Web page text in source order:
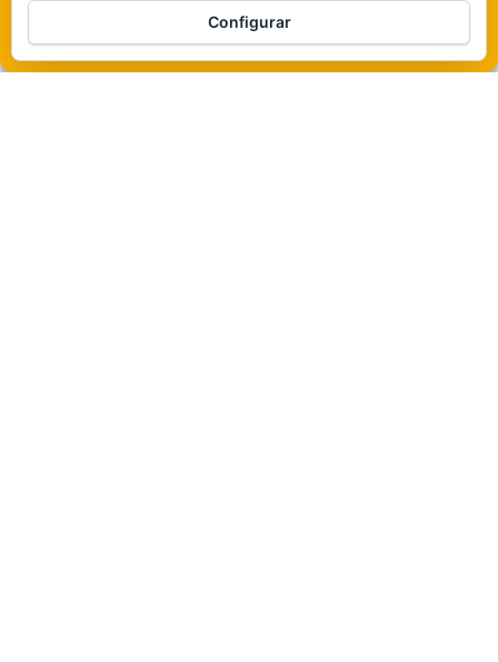
Política de cookies
WordPress |Tema:
Configurar